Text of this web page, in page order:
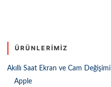
ÜRÜNLERIMIZ
Akıllı Saat Ekran ve Cam Değişimi
Apple